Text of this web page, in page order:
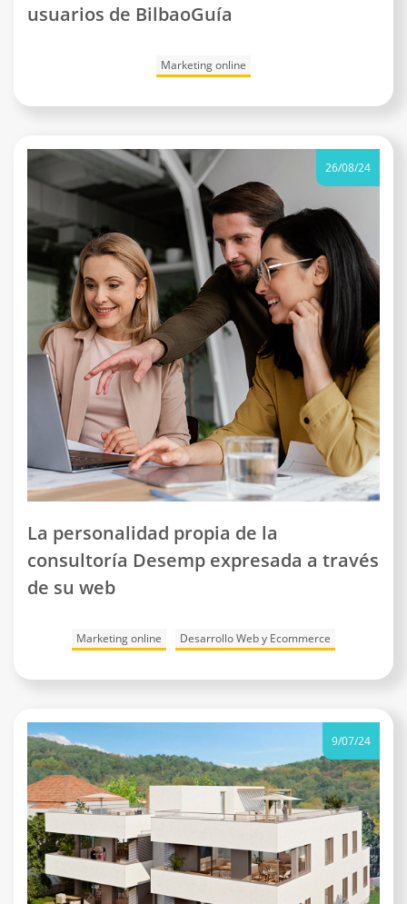
usuarios de BilbaoGuía
Marketing online
26/08/24
La personalidad propia de la
consultoría Desemp expresada a través
de su web
Marketing online Desarrollo Web y Ecommerce
9/07/24